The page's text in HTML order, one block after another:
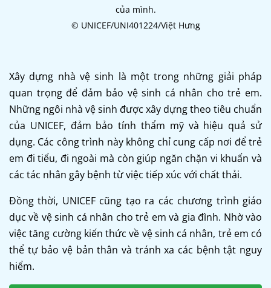
của mình.
© UNICEF/UNI401224/Việt Hưng
Xây dựng nhà vệ sinh là một trong những giải pháp
quan trọng để đảm bảo vệ sinh cá nhân cho trẻ em.
Những ngôi nhà vệ sinh được xây dựng theo tiêu chuẩn
của UNICEF, đảm bảo tính thẩm mỹ và hiệu quả sử
dụng. Các công trình này không chỉ cung cấp nơi để trẻ
em đi tiểu, đi ngoài mà còn giúp ngăn chặn vi khuẩn và
các tác nhân gây bệnh từ việc tiếp xúc với chất thải.
Đồng thời, UNICEF cũng tạo ra các chương trình giáo
dục về vệ sinh cá nhân cho trẻ em và gia đình. Nhờ vào
việc tăng cường kiến thức về vệ sinh cá nhân, trẻ em có
thể tự bảo vệ bản thân và tránh xa các bệnh tật nguy
hiểm.